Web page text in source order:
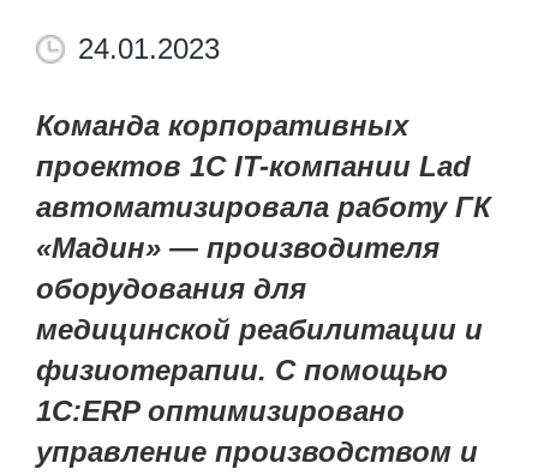
24.01.2023
Команда корпоративных
проектов 1С IT-компании Lad
автоматизировала работу ГК
«Мадин» — производителя
оборудования для
медицинской реабилитации и
физиотерапии. С помощью
1С:ERP оптимизировано
управление производством и